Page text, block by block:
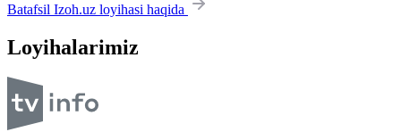
Batafsil Izoh.uz loyihasi haqida
Loyihalarimiz